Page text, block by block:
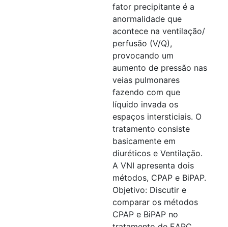
fator precipitante é a
anormalidade que
acontece na ventilação/
perfusão (V/Q),
provocando um
aumento de pressão nas
veias pulmonares
fazendo com que
líquido invada os
espaços intersticiais. O
tratamento consiste
basicamente em
diuréticos e Ventilação.
A VNI apresenta dois
métodos, CPAP e BiPAP.
Objetivo: Discutir e
comparar os métodos
CPAP e BiPAP no